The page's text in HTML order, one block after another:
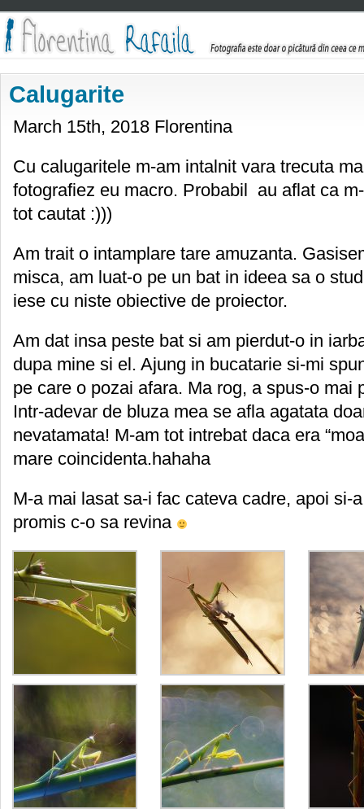
Calugarite
March 15th, 2018 Florentina
Cu calugaritele m-am intalnit vara trecuta
fotografiez eu macro. Probabil au aflat ca
tot cautat :)))
Am trait o intamplare tare amuzanta.
misca, am luat-o pe un bat in ideea sa o
iese cu niste obiective de proiector.
Am dat insa peste bat si am pierdut-o in
dupa mine si el. Ajung in bucatarie si-mi
pe care o pozai afara. Ma rog, a spus-o mai
Intr-adevar de bluza mea se afla agatata
nevatamata! M-am tot intrebat daca era
mare coincidenta.hahaha
M-a mai lasat sa-i fac cateva cadre, apoi si-
promis c-o sa revina